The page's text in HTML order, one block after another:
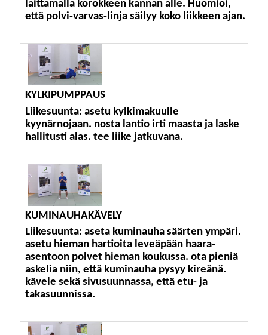
laittamalla korokkeen kannan alle. Huomioi,
että polvi-varvas-linja säilyy koko liikkeen ajan.
KYLKIPUMPPAUS
Liikesuunta:asetu kylkimakuulle
kyynärnojaan. nosta lantio irti maasta ja laske
hallitusti alas. tee liike jatkuvana.
KUMINAUHAKÄVELY
Liikesuunta:aseta kuminauha säärten ympäri.
asetu hieman hartioita leveäpään haara-
asentoon polvet hieman koukussa. ota pieniä
askelia niin, että kuminauha pysyy kireänä.
kävele sekä sivusuunnassa, että etu- ja
takasuunnissa.